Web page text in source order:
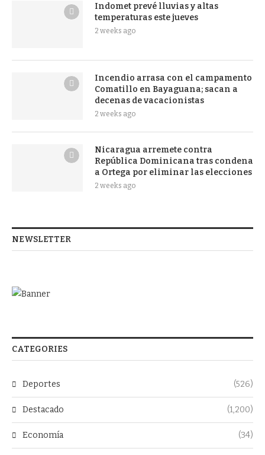
Indomet prevé lluvias y altas
temperaturas este jueves
2 weeks ago
Incendio arrasa con el campamento
Comatillo en Bayaguana; sacan a
decenas de vacacionistas
2 weeks ago
Nicaragua arremete contra
República Dominicana tras condena
a Ortega por eliminar las elecciones
2 weeks ago
NEWSLETTER
CATEGORIES
Deportes (526)
Destacado (1,200)
Economía (34)